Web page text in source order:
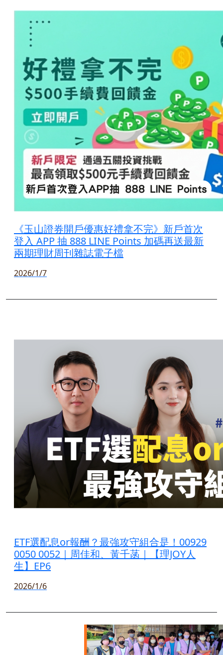
《玉山證券開戶優惠好禮拿不完》新戶首次
登入 APP 抽 888 LINE Points 加碼再送最新
兩期理財周刊雜誌電子檔
2026/1/7
ETF選配息or報酬？最強攻守組合是！00929
0050 0052｜周佳和、黃千菡｜【理JOY人
生】EP6
2026/1/6